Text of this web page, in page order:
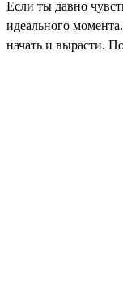
Если ты давно
идеального
начать и вырасти.